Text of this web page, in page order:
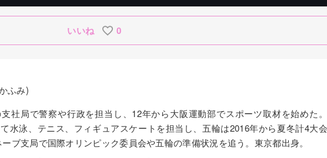
いいね 0
ふみ)
社局で警察や行政を担当し、12年から大阪運動部でスポーツ取材を始めた。
水泳、テニス、フィギュアスケートを担当し、五輪は2016年から夏冬計4大会
ブ支局で国際オリンピック委員会や五輪の準備状況を追う。東京都出身。